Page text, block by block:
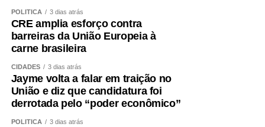
POLÍTICA 3 dias atrás
CRE amplia esforço contra
barreiras da União Europeia à
carne brasileira
CIDADES 3 dias atrás
Jayme volta a falar em traição no
União e diz que candidatura foi
derrotada pelo “poder econômico”
POLÍTICA 3 dias atrás